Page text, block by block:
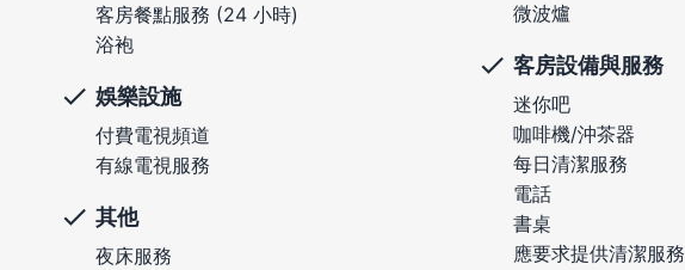
客房餐點服務 (24 小時)
浴袍
娛樂設施
付費電視頻道
有線電視服務
其他
夜床服務
微波爐
客房設備與服務
迷你吧
咖啡機/沖茶器
每日清潔服務
電話
書桌
應要求提供清潔服務